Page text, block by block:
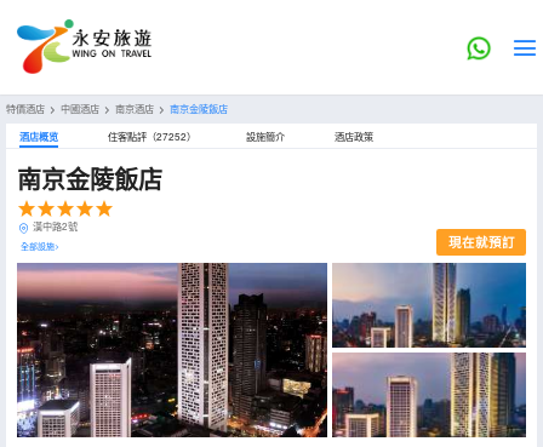
特價酒店 > 中國酒店 > 南京酒店 > 南京金陵飯店
酒店概览 住客點評（27252） 設施簡介 酒店政策
南京金陵飯店
漢中路2號
全部設施> 現在就預訂